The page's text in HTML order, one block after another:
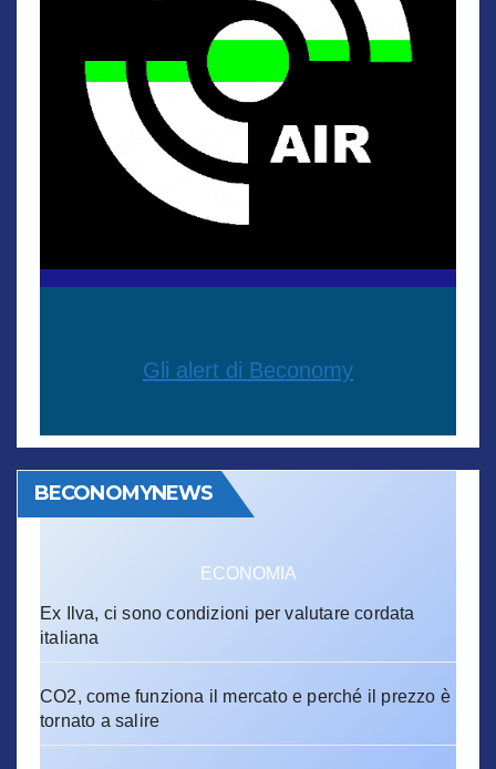
Gli alert di Beconomy
BECONOMYNEWS
ECONOMIA
Ex Ilva, ci sono condizioni per valutare cordata
italiana
CO2, come funziona il mercato e perché il prezzo è
tornato a salire